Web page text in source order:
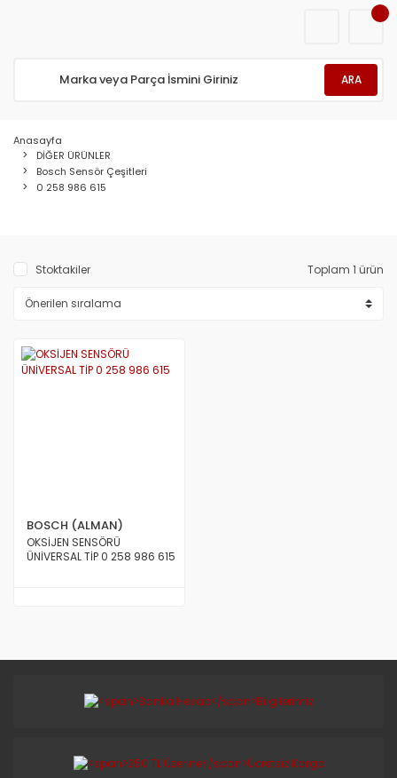
ARA
Anasayfa
DİĞER ÜRÜNLER
Bosch Sensör Çeşitleri
0 258 986 615
Stoktakiler Toplam 1 ürün
BOSCH (ALMAN)
OKSİJEN SENSÖRÜ
ÜNİVERSAL TİP 0 258 986 615